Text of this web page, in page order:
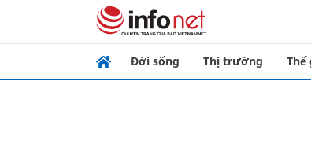
Đời sống Thị trường Thế